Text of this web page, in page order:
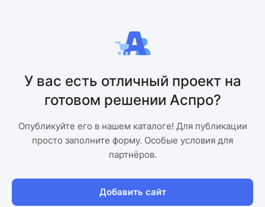
У вас есть отличный проект на
готовом решении Аспро?
Опубликуйте его в нашем каталоге! Для публикации
просто заполните форму. Особые условия для
партнёров.
Добавить сайт